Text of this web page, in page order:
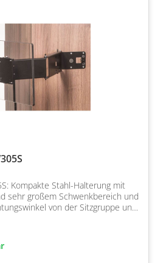
CFW305S
Kompakte Stahl-Halterung mit
sehr großem Schwenkbereich und
von der Sitzgruppe und